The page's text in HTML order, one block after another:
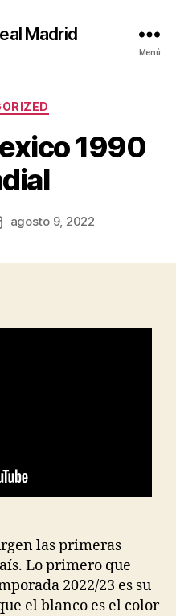
Madrid
Menú
1990
agosto 9, 2022
las primeras
Lo primero que
2022/23 es su
el blanco es el color